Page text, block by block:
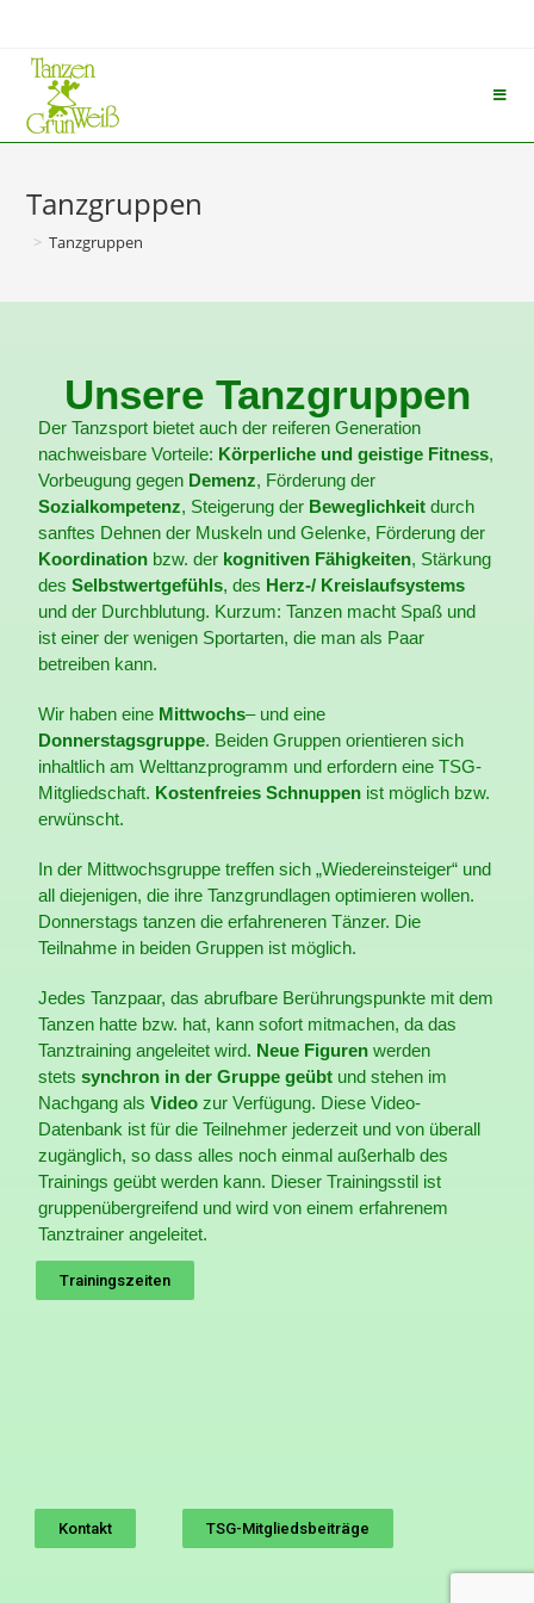
Tanzgruppen
> Tanzgruppen
Unsere Tanzgruppen
Kontakt
Der Tanzsport bietet auch der reiferen Generation
nachweisbare Vorteile: Körperliche und geistige Fitness,
Vorbeugung gegen Demenz, Förderung der
Sozialkompetenz, Steigerung der Beweglichkeit durch
sanftes Dehnen der Muskeln und Gelenke, Förderung der
Koordination bzw. der kognitiven Fähigkeiten, Stärkung
desSelbstwertgefühls, des Herz-/ Kreislaufsystems
und der Durchblutung. Kurzum: Tanzen macht Spaß und
ist einer der wenigen Sportarten, die man als Paar
betreiben kann.
Wir haben eine Mittwochs– und eine
Donnerstagsgruppe. Beiden Gruppen orientieren sich
inhaltlich am Welttanzprogramm und erfordern eine TSG-
Mitgliedschaft. Kostenfreies Schnuppen ist möglich bzw.
erwünscht.
In der Mittwochsgruppe treffen sich „Wiedereinsteiger“ und
all diejenigen, die ihre Tanzgrundlagen optimieren wollen.
Donnerstags tanzen die erfahreneren Tänzer. Die
Teilnahme in beiden Gruppen ist möglich.
Jedes Tanzpaar, das abrufbare Berührungspunkte mit dem
Tanzen hatte bzw. hat, kann sofort mitmachen, da das
Tanztraining angeleitet wird. Neue Figuren werden
stetssynchron in der Gruppe geübt und stehen im
Nachgang alsVideozur Verfügung. Diese Video-
Datenbank ist für die Teilnehmer jederzeit und von überall
zugänglich, so dass alles noch einmal außerhalb des
Trainings geübt werden kann. Dieser Trainingsstil ist
gruppenübergreifend und wird von einem erfahrenem
Tanztrainer angeleitet.
Trainingszeiten
TSG-Mitgliedsbeiträge